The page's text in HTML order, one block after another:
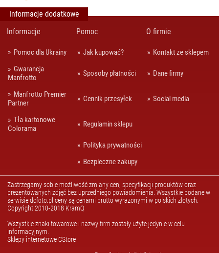
FILMOWE
FOTOGRAFICZNE
KINEMATOGRAFICZNE
ODZIEŻ
FOTOGRAFA I
OSŁONY
SPRZĘT AUDIO
SPRZĘT I
OPTYCZNY I
OBSERWACYJNY
STABILIZATORY,
STATYWY
NARAMIENNE, RIGI
Informacje dodatkowe
Informacje
Pomoc O firmie
Pomoc dla Ukrainy Jak kupować?
Kontakt ze sklepem
Gwarancja
Manfrotto
Sposoby płatności Dane firmy
Manfrotto Premier
Partner
Cennik przesyłek Social media
Tła kartonowe
Colorama
Regulamin sklepu
Polityka prywatności
Bezpieczne zakupy
Zastrzegamy sobie możliwość zmiany cen, specyfikacji produktów oraz
prezentowanych zdjęć bez uprzedniego powiadomienia. Wszystkie podane w
serwisie dcfoto.pl ceny są cenami brutto wyrażonymi w polskich złotych.
Copyright 2010-2018 KramQ
Wszystkie znaki towarowe i nazwy firm zostały użyte jedynie w celu
informacyjnym.
Sklepy internetowe CStore